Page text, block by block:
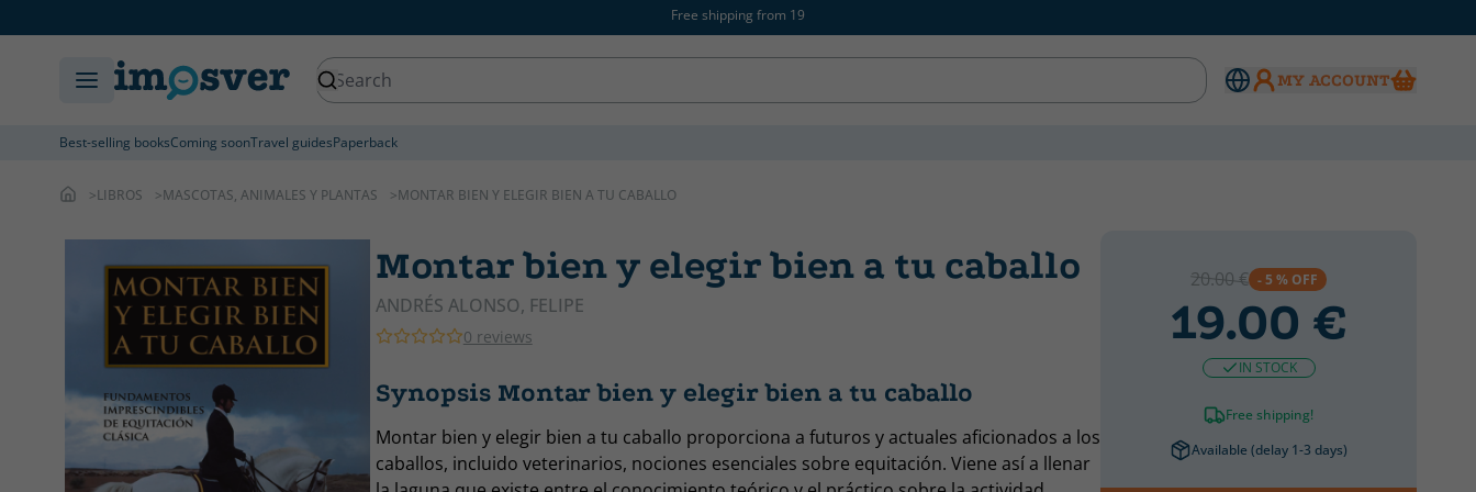
Free shipping from 19
MY ACCOUNT
Best-selling booksComing soonTravel guidesPaperback
LIBROS MASCOTAS, ANIMALES Y PLANTAS MONTAR BIEN Y ELEGIR BIEN A TU CABALLO
Montar bien y elegir bien a tu caballo
ANDRÉS ALONSO, FELIPE
0 reviews
Synopsis Montar bien y elegir bien a tu caballo
Montar bien y elegir bien a tu caballo proporciona a futuros y actuales aficionados a los
caballos, incluido veterinarios, nociones esenciales sobre equitación. Viene así a llenar
20.00 € - 5 % OFF
19.00 €
IN STOCK
Free shipping!
Available (delay 1-3 days)